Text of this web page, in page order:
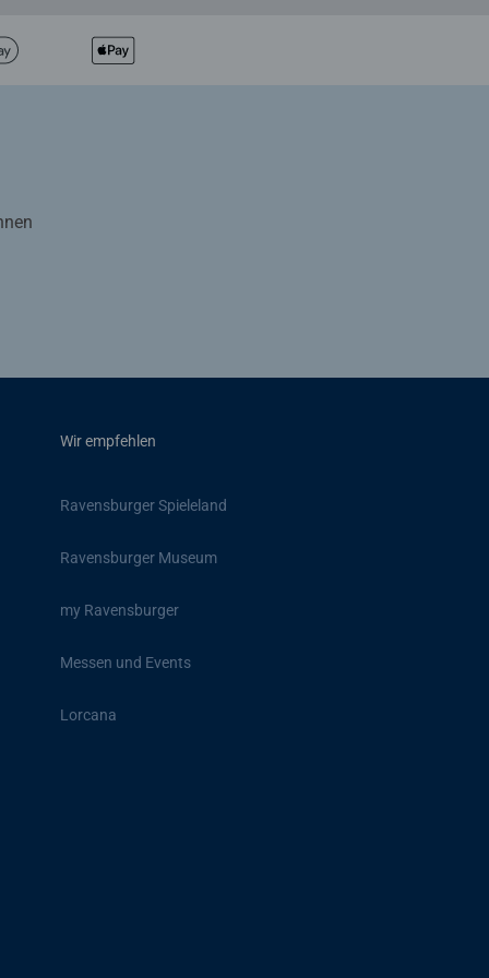
Wir empfehlen
Ravensburger Spieleland
Ravensburger Museum
my Ravensburger
Messen und Events
Lorcana